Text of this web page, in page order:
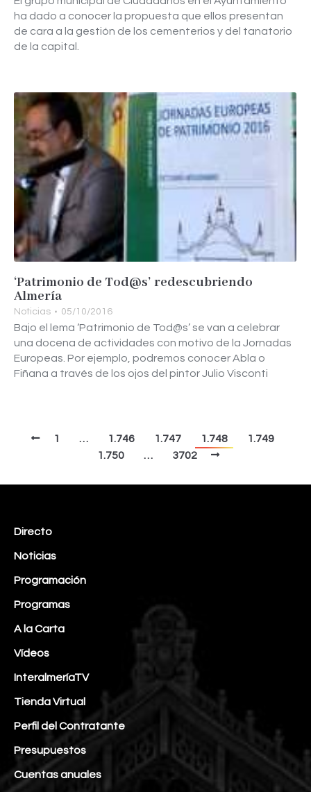
ha dado a conocer la propuesta que ellos presentan
de cara a la gestión de los cementerios y del tanatorio
de la capital.
‘Patrimonio de Tod@s’ redescubriendo
Almería
Noticias 05/10/2016
Bajo el lema ‘Patrimonio de Tod@s’ se van a celebrar
una docena de actividades con motivo de la Jornadas
Europeas. Por ejemplo, podremos conocer Abla o
Fiñana a través de los ojos del pintor Julio Visconti
1 … 1.746 1.747 1.748
1.749
1.750
… 3702
Directo
Noticias
Programación
Programas
A la Carta
Vídeos
InteralmeríaTV
Tienda Virtual
Perfil del Contratante
Presupuestos
Cuentas anuales